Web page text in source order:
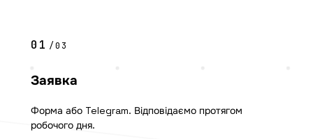
01 /03
Заявка
Форма або Telegram. Відповідаємо протягом
робочого дня.